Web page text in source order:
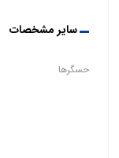
سایر مشخصات
حسگرها